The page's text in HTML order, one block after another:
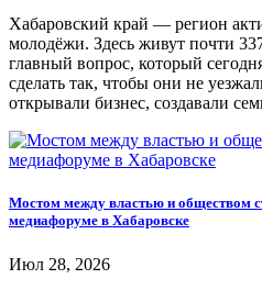
Хабаровский край — регион
молодёжи. Здесь живут почти
главный вопрос, который
сделать так, чтобы они не
открывали бизнес, создавали
Мостом между властью и обществом
медиафоруме в Хабаровске
Июл 28, 2026